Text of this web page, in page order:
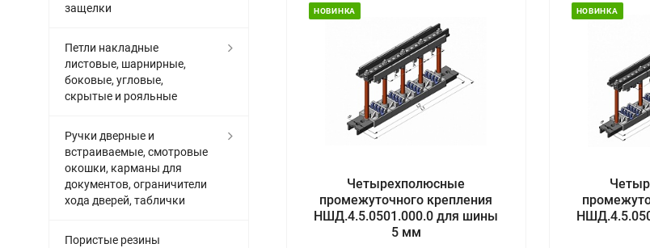
НОВИНКА
Четырехполюсные
промежуточного крепления
НШД.4.5.0501.000.0 для шины
5 мм
НОВИНКА
защелки
Петли накладные
листовые, шарнирные,
боковые, угловые,
скрытые и рояльные
Ручки дверные и
встраиваемые, смотровые
окошки, карманы для
документов, ограничители
хода дверей, таблички
Пористые резины